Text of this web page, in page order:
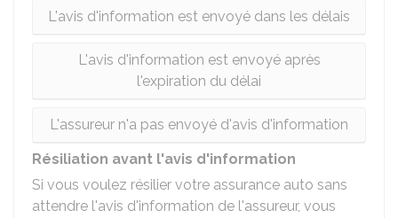
L'avis d'information est envoyé dans les délais
L'avis d'information est envoyé après
l'expiration du délai
L'assureur n'a pas envoyé d'avis d'information
Résiliation avant l'avis d'information
Si vous voulez résilier votre assurance auto sans
attendre l'avis d'information de l'assureur, vous